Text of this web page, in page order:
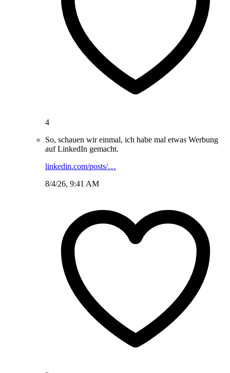
4
So, schauen wir einmal, ich habe mal etwas Werbung
auf LinkedIn gemacht.
linkedin.com/posts/…
8/4/26, 9:41 AM